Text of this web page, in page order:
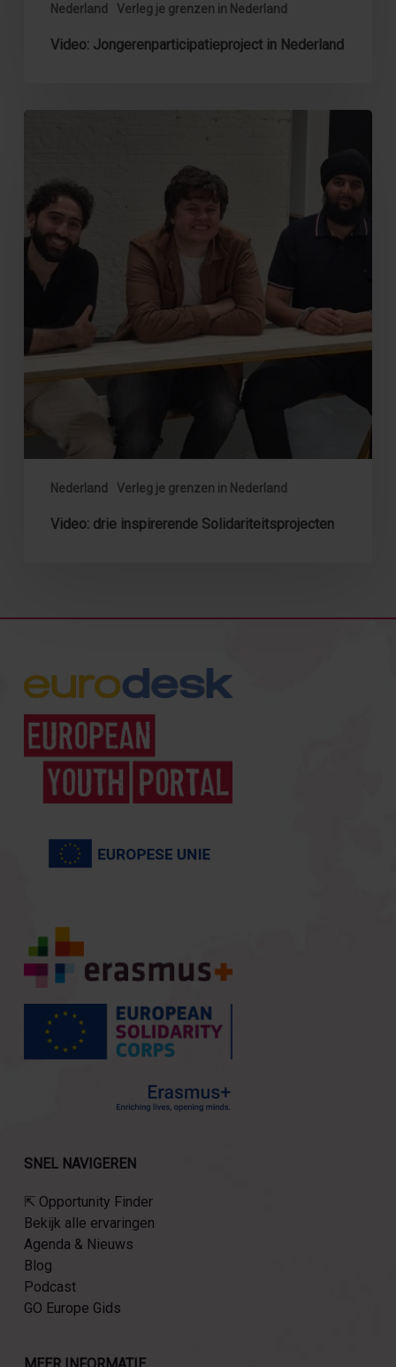
Nederland Verleg je grenzen in Nederland
Video: Jongerenparticipatieproject in Nederland
Nederland Verleg je grenzen in Nederland
Video:
Solidariteitsprojecten
Video: drie inspirerende Solidariteitsprojecten
SNEL NAVIGEREN
⇱ Opportunity Finder
Bekijk alle ervaringen
Agenda & Nieuws
Blog
Podcast
GO Europe Gids